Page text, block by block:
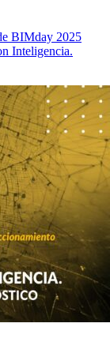
BIMday 2025
Inteligencia.